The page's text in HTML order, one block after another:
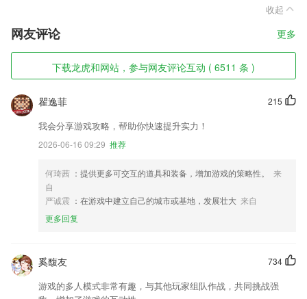
收起
网友评论 更多
下载龙虎和网站，参与网友评论互动 ( 6511 条 )
215
瞿逸菲
我会分享游戏攻略，帮助你快速提升实力！
2026-06-16 09:29 推荐
何琦茜 ：提供更多可交互的道具和装备，增加游戏的策略性。
来
自
严诚震 ：在游戏中建立自己的城市或基地，发展壮大 来自
更多回复
734
奚馥友
游戏的多人模式非常有趣，与其他玩家组队作战，共同挑战强